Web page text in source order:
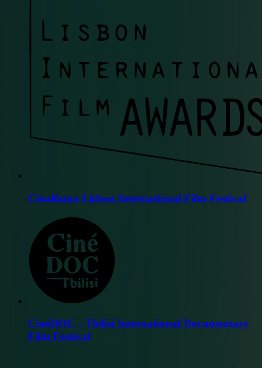
Cinalfama Lisbon International Film Festival
CinéDOC - Tbilisi International Documentary
Film Festival